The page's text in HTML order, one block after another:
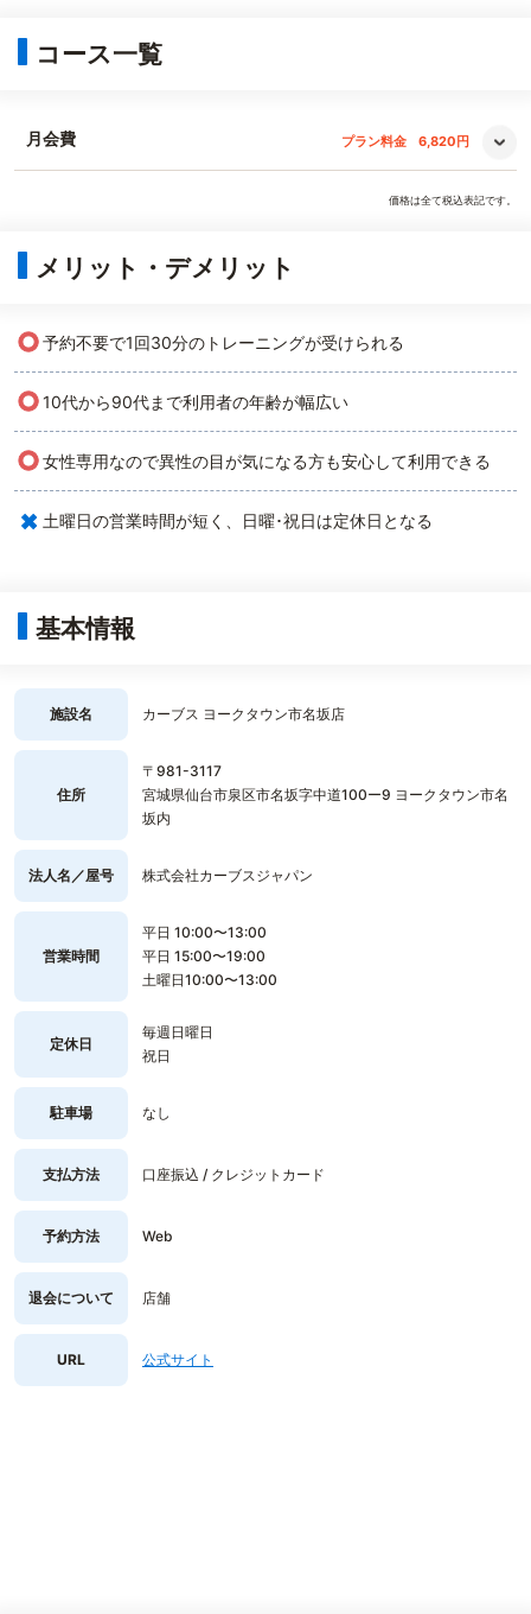
コース一覧
月会費 プラン料金 6,820円
価格は全て税込表記です。
メリット・デメリット
○予約不要で1回30分のトレーニングが受けられる
○10代から90代まで利用者の年齢が幅広い
○女性専用なので異性の目が気になる方も安心して利用できる
× 土曜日の営業時間が短く、日曜･祝日は定休日となる
基本情報
施設名 カーブス ヨークタウン市名坂店
住所
〒981-3117
宮城県仙台市泉区市名坂字中道100ー9 ヨークタウン市名
坂内
法人名／屋号 株式会社カーブスジャパン
営業時間
平日 10:00〜13:00
平日 15:00〜19:00
土曜日10:00〜13:00
定休日
毎週日曜日
祝日
駐車場 なし
支払方法 口座振込 / クレジットカード
予約方法 Web
退会について 店舗
URL 公式サイト